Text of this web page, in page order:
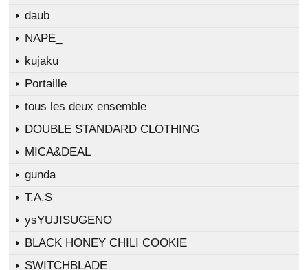
daub
NAPE_
kujaku
Portaille
tous les deux ensemble
DOUBLE STANDARD CLOTHING
MICA&DEAL
gunda
T.A.S
ysYUJISUGENO
BLACK HONEY CHILI COOKIE
SWITCHBLADE